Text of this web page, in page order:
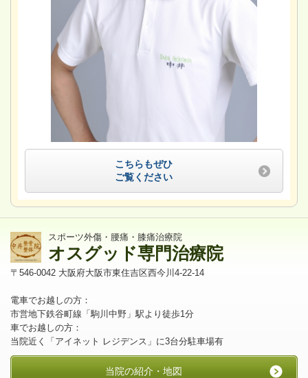
こちらもぜひ
ご覧ください
スポーツ外傷・腰痛・膝痛治療院
オスグッド専門治療院
〒546-0042 大阪府大阪市東住吉区西今川4-22-14
電車でお越しの方：
市営地下鉄谷町線「駒川中野」駅より徒歩1分
車でお越しの方：
当院近く「アイネット レジデンス」に3台分駐車場有
当院の紹介・地図